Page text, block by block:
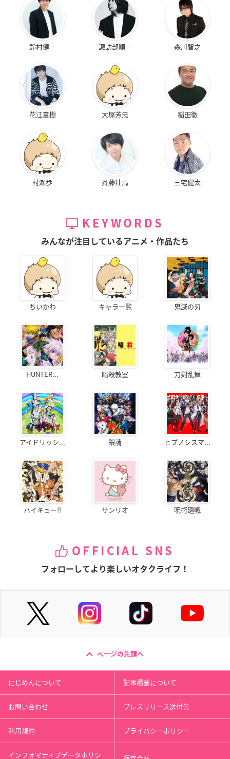
鈴村健一 諏訪部順一 森川智之
花江夏樹 大塚芳忠 稲田徹
村瀬歩 斉藤壮馬 三宅健太
KEYWORDS
みんなが注目しているアニメ・作品たち
ちいかわ キャラ一覧 鬼滅の刃
HUNTER... 暗殺教室 刀剣乱舞
アイドリッシ... 銀魂 ヒプノシスマ...
ハイキュー!! サンリオ 呪術廻戦
OFFICIAL SNS
フォローしてより楽しいオタクライフ！
ページの先頭へ
にじめんについて 記事掲載について
お問い合わせ プレスリリース送付先
利用規約 プライバシーポリシー
インフォマティブデータポリシ